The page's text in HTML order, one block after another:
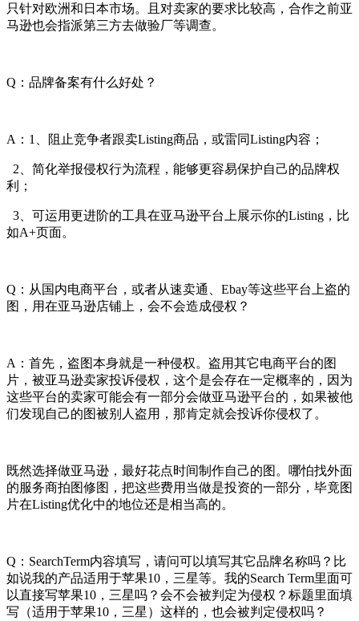
只针对欧洲和日本市场。且对卖家的要求比较高，合作之前亚
马逊也会指派第三方去做验厂等调查。
Q：品牌备案有什么好处？
A：1、阻止竞争者跟卖Listing商品，或雷同Listing内容；
2、简化举报侵权行为流程，能够更容易保护自己的品牌权
利；
3、可运用更进阶的工具在亚马逊平台上展示你的Listing，比
如A+页面。
Q：从国内电商平台，或者从速卖通、Ebay等这些平台上盗的
图，用在亚马逊店铺上，会不会造成侵权？
A：首先，盗图本身就是一种侵权。盗用其它电商平台的图
片，被亚马逊卖家投诉侵权，这个是会存在一定概率的，因为
这些平台的卖家可能会有一部分会做亚马逊平台的，如果被他
们发现自己的图被别人盗用，那肯定就会投诉你侵权了。
既然选择做亚马逊，最好花点时间制作自己的图。哪怕找外面
的服务商拍图修图，把这些费用当做是投资的一部分，毕竟图
片在Listing优化中的地位还是相当高的。
Q：SearchTerm内容填写，请问可以填写其它品牌名称吗？比
如说我的产品适用于苹果10，三星等。我的Search Term里面可
以直接写苹果10，三星吗？会不会被判定为侵权？标题里面填
写（适用于苹果10，三星）这样的，也会被判定侵权吗？